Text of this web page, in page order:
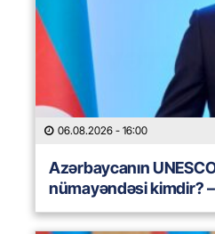
06.08.2026 - 16:00
Azərbaycanın
nümayəndəsi kimdir? –